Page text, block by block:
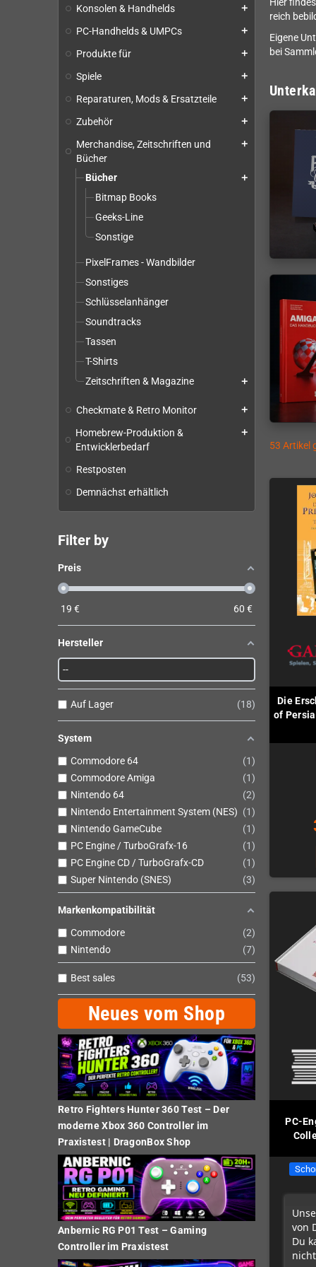
von
Du
Konsolen & Handhelds add
PC-Handhelds & UMPCs add
Produkte für add
Spiele add
Reparaturen, Mods & Ersatzteile add
Zubehör add
Merchandise, Zeitschriften und
Bücher
add
Bücher add
Bitmap Books
Geeks-Line
Sonstige
PixelFrames - Wandbilder
Sonstiges
Schlüsselanhänger
Soundtracks
Tassen
T-Shirts
Zeitschriften & Magazine
add
Checkmate & Retro Monitor add
Homebrew-Produktion &
Entwicklerbedarf
add
Restposten
Demnächst erhältlich
Filter by
Preis
19 € 60 €
Hersteller
Auf Lager 18
System
Commodore 64
1
Commodore Amiga
1
Nintendo 64
2
Nintendo Entertainment System (NES)
1
Nintendo GameCube
1
PC Engine / TurboGrafx-16
1
PC Engine CD / TurboGrafx-CD
1
Super Nintendo (SNES)
3
Markenkompatibilität
Commodore
2
Nintendo
7
Best sales 53
Neues vom Shop
Retro Fighters Hunter 360 Test – Der
moderne Xbox 360 Controller im
Praxistest | DragonBox Shop
Anbernic RG P01 Test – Gaming
Controller im Praxistest
Hier
reich
Eigene
bei
53 Artikel
Die
of
PC-